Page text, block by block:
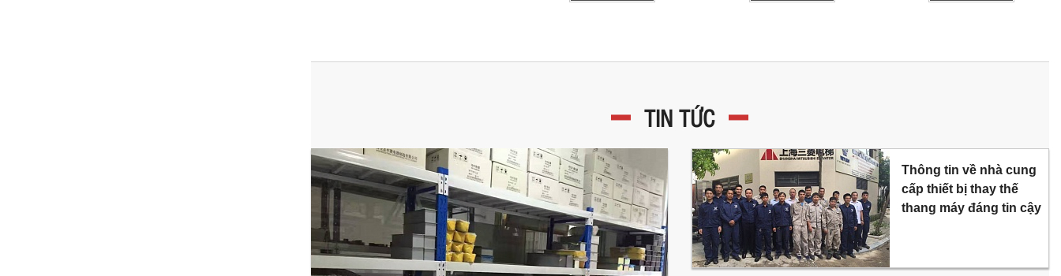
TIN TỨC
Thông tin về nhà cung
cấp thiết bị thay thế
thang máy đáng tin cậy